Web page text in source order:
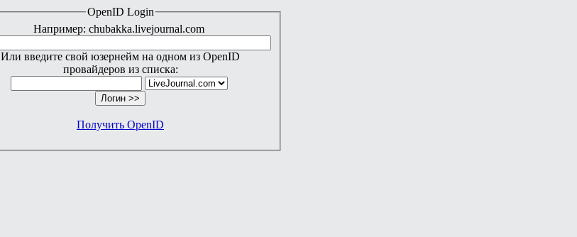
OpenID Login
Например: chubakka.livejournal.com
Или введите свой юзернейм на одном из OpenID
провайдеров из списка:
Получить OpenID